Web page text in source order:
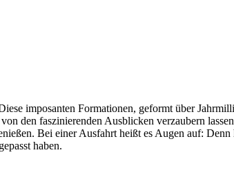
imposanten Formationen, geformt über
den faszinierenden Ausblicken verzaubern
Bei einer Ausfahrt heißt es Augen auf: Denn
haben.